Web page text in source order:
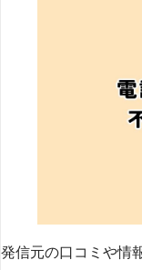
発信元の口コミや情